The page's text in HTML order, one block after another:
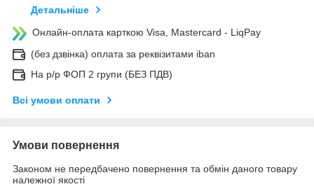
Детальніше
Онлайн-оплата карткою Visa, Mastercard - LiqPay
(без дзвінка) оплата за реквізитами iban
На р/р ФОП 2 групи (БЕЗ ПДВ)
Всі умови оплати
Умови повернення
Законом не передбачено повернення та обмін даного товару
належної якості